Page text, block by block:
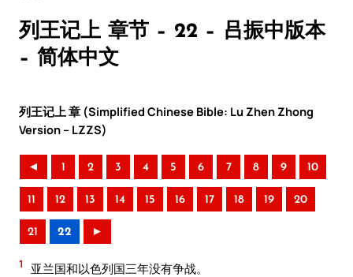
列王记上 章节 – 22 – 吕振中版本
– 简体中文
列王记上 章 (Simplified Chinese Bible: Lu Zhen Zhong
Version – LZZS)
◄ 1 2 3 4 5 6 7 8 9 10
11 12 13 14 15 16 17 18 19 20
21 22 ►
1 亚兰国和以色列国三年没有争战。